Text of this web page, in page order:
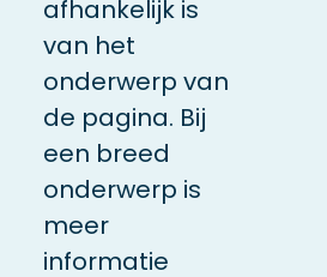
afhankelijk is
van het
onderwerp van
de pagina. Bij
een breed
onderwerp is
meer
informatie